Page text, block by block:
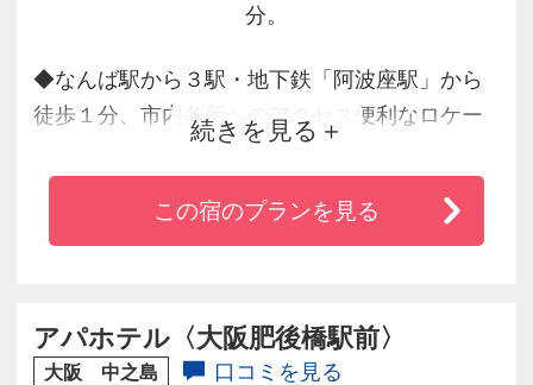
分。
◆なんば駅から３駅・地下鉄「阿波座駅」から
徒歩１分、市内各所へのアクセス便利なロケー
・全室Ｗｉ-Ｆｉ対応でインターネットも快適！
・京セラドーム大阪、インテックス、国際会議
的な雰囲気を持つホテル
・大型スーパーや24時間営業のコンビニもすぐ
続きを見る
この宿のプランを見る
アパホテル〈大阪肥後橋駅前〉
大阪 中之島 口コミを見る